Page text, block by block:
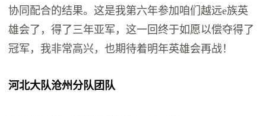
协同配合的结果。这是我第六年参加咱们越远e族英
雄会了，得了三年亚军，这一回终于如愿以偿夺得了
冠军，我非常高兴，也期待着明年英雄会再战！
河北大队沧州分队团队